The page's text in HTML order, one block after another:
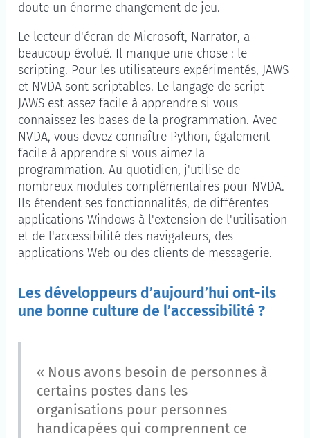
doute un énorme changement de jeu.
Le lecteur d'écran de Microsoft, Narrator, a
beaucoup évolué. Il manque une chose : le
scripting. Pour les utilisateurs expérimentés, JAWS
et NVDA sont scriptables. Le langage de script
JAWS est assez facile à apprendre si vous
connaissez les bases de la programmation. Avec
NVDA, vous devez connaître Python, également
facile à apprendre si vous aimez la
programmation. Au quotidien, j'utilise de
nombreux modules complémentaires pour NVDA.
Ils étendent ses fonctionnalités, de différentes
applications Windows à l'extension de l'utilisation
et de l'accessibilité des navigateurs, des
applications Web ou des clients de messagerie.
Les développeurs d’aujourd’hui ont-ils
une bonne culture de l’accessibilité ?
« Nous avons besoin de personnes à
certains postes dans les
organisations pour personnes
handicapées qui comprennent ce